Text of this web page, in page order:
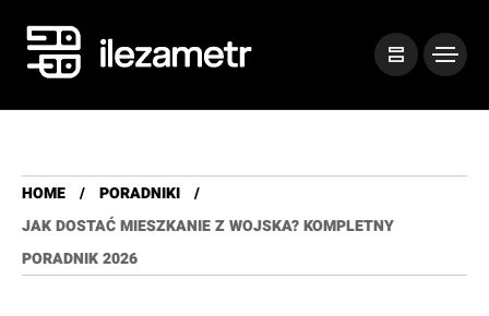
HOME
PORADNIKI
JAK DOSTAĆ MIESZKANIE Z WOJSKA? KOMPLETNY
PORADNIK 2026